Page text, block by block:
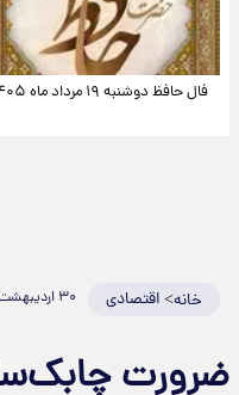
فال حافظ دوشنبه ۱۹ مرداد ماه ۱۴۰۵
خانه>اقتصادی ۳۰ اردیبهشت ۱۴۰۴